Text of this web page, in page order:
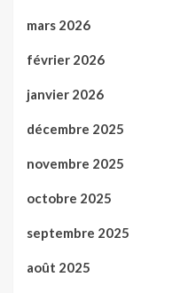
mars 2026
février 2026
janvier 2026
décembre 2025
novembre 2025
octobre 2025
septembre 2025
août 2025